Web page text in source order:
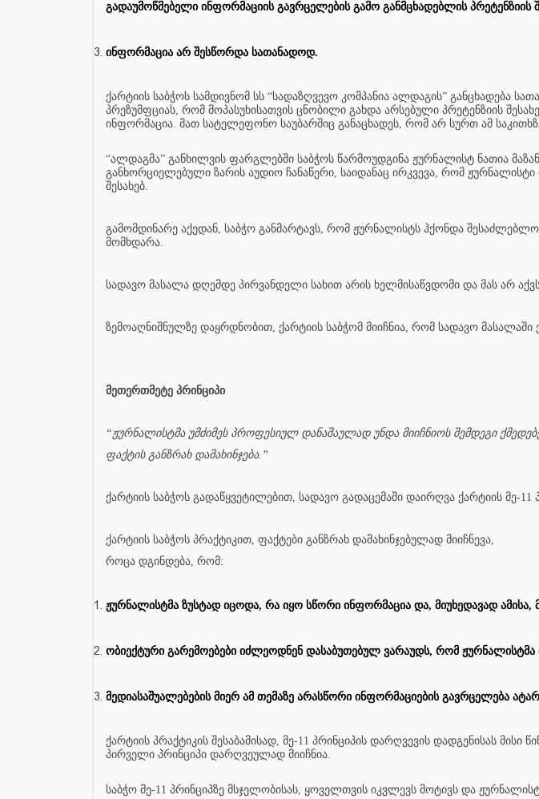
გადაუმოწმებელი ინფორმაციის გავრცელების გამო განმცხადებლის პრეტენზიის
ინფორმაცია არ შესწორდა სათანადოდ.
ქარტიის საბჭოს სამდივნომ სს “სადაზღვევო კომპანია ალდაგის” განცხადება
პრეზუმფციას, რომ მოპასუხისათვის ცნობილი გახდა არსებული პრეტენზიის
ინფორმაცია. მათ სატელეფონო საუბარშიც განაცხადეს, რომ არ სურთ ამ
“ალდაგმა” განხილვის ფარგლებში საბჭოს წარმოუდგინა ჟურნალისტ ნათია
განხორციელებული ზარის აუდიო ჩანაწერი, საიდანაც ირკვევა, რომ
შესახებ.
გამომდინარე აქედან, საბჭო განმარტავს, რომ ჟურნალისტს ჰქონდა
მომხდარა.
სადავო მასალა დღემდე პირვანდელი სახით არის ხელმისაწვდომი და მას არ
ზემოაღნიშნულზე დაყრდნობით, ქარტიის საბჭომ მიიჩნია, რომ სადავო მასალაში
მეთერთმეტე პრინციპი
“ჟურნალისტმა უმძიმეს პროფესიულ დანაშაულად უნდა მიიჩნიოს შემდეგი
ფაქტის განზრახ დამახინჯება.”
ქარტიის საბჭოს გადაწყვეტილებით, სადავო გადაცემაში დაირღვა ქარტიის მე-11
ქარტიის საბჭოს პრაქტიკით, ფაქტები განზრახ დამახინჯებულად მიიჩნევა,
როცა დგინდება, რომ:
ჟურნალისტმა ზუსტად იცოდა, რა იყო სწორი ინფორმაცია და, მიუხედავად ამისა,
ობიექტური გარემოებები იძლეოდნენ დასაბუთებულ ვარაუდს, რომ
მედიასაშუალებების მიერ ამ თემაზე არასწორი ინფორმაციების გავრცელება
ქარტიის პრაქტიკის შესაბამისად, მე-11 პრინციპის დარღვევის დადგენისას
პირველი პრინციპი დარღვეულად მიიჩნია.
საბჭო მე-11 პრინციპზე მსჯელობისას, ყოველთვის იკვლევს მოტივს და